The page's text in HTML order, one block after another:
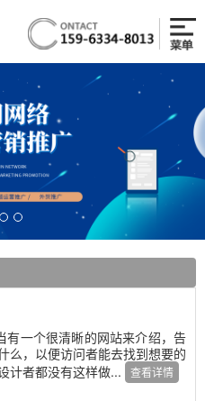
有一个很清晰的网站来介绍，告
么，以便访问者能去找到想要的
计者都没有这样做...
查看详情